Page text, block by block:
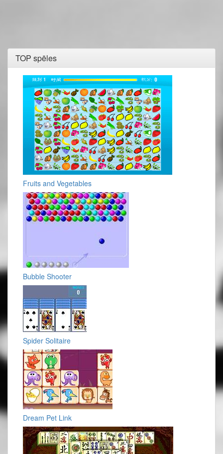
TOP spēles
Fruits and Vegetables
Bubble Shooter
Spider Solitaire
Dream Pet Link